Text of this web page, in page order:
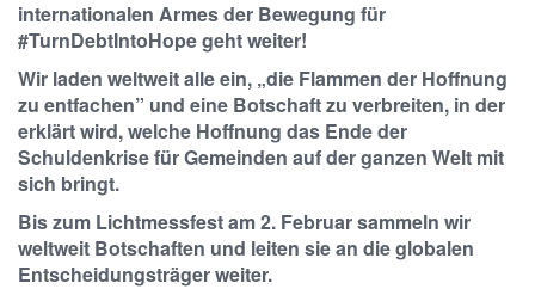
internationalen Armes der Bewegung für
#TurnDebtIntoHope geht weiter!
Wir laden weltweit alle ein, „die Flammen der Hoffnung
zu entfachen” und eine Botschaft zu verbreiten, in der
erklärt wird, welche Hoffnung das Ende der
Schuldenkrise für Gemeinden auf der ganzen Welt mit
sich bringt.
Bis zum Lichtmessfest am 2. Februar sammeln wir
weltweit Botschaften und leiten sie an die globalen
Entscheidungsträger weiter.